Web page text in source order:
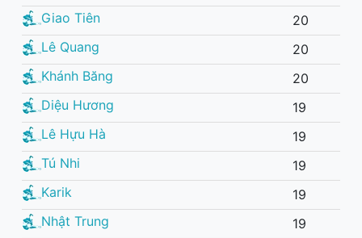
Giao Tiên
20
Lê Quang
20
Khánh Băng
20
Diệu Hương
19
Lê Hựu Hà
19
Tú Nhi
19
Karik
19
Nhật Trung
19